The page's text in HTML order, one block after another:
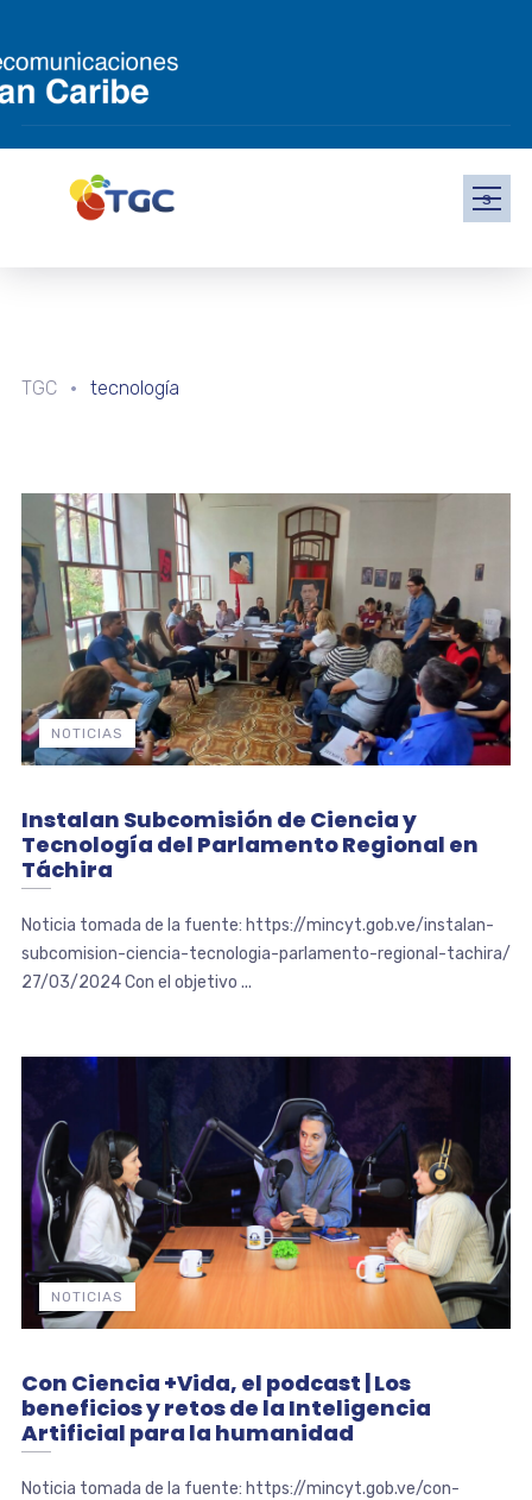
s
TGC tecnología
NOTICIAS
Instalan Subcomisión de Ciencia y
Tecnología del Parlamento Regional en
Táchira
Noticia tomada de la fuente: https://mincyt.gob.ve/instalan-
subcomision-ciencia-tecnologia-parlamento-regional-tachira/
27/03/2024 Con el objetivo ...
NOTICIAS
Con Ciencia +Vida, el podcast | Los
beneficios y retos de la Inteligencia
Artificial para la humanidad
Noticia tomada de la fuente: https://mincyt.gob.ve/con-